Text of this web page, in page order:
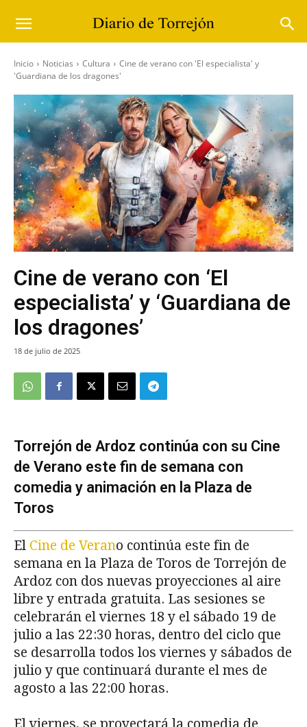
Inicio Noticias Cultura
Cine de verano con 'El especialista' y
'Guardiana de los dragones'
Cine de verano con ‘El
especialista’ y ‘Guardiana de
los dragones’
18 de julio de 2025
Torrejón de Ardoz continúa con su Cine
de Verano este fin de semana con
comedia y animación en la Plaza de
Toros
El Cine de Verano continúa este fin de
semana en la Plaza de Toros de Torrejón de
Ardoz con dos nuevas proyecciones al aire
libre y entrada gratuita. Las sesiones se
celebrarán el viernes 18 y el sábado 19 de
julio a las 22:30 horas, dentro del ciclo que
se desarrolla todos los viernes y sábados de
julio y que continuará durante el mes de
agosto a las 22:00 horas.